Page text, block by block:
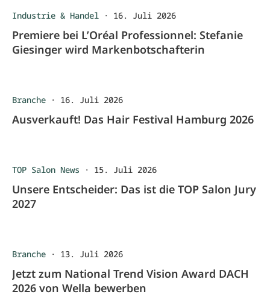
Industrie & Handel · 16. Juli 2026
Premiere bei L’Oréal Professionnel: Stefanie
Giesinger wird Markenbotschafterin
Branche · 16. Juli 2026
Ausverkauft! Das Hair Festival Hamburg 2026
TOP Salon News · 15. Juli 2026
Unsere Entscheider: Das ist die TOP Salon Jury
2027
Branche · 13. Juli 2026
Jetzt zum National Trend Vision Award DACH
2026 von Wella bewerben